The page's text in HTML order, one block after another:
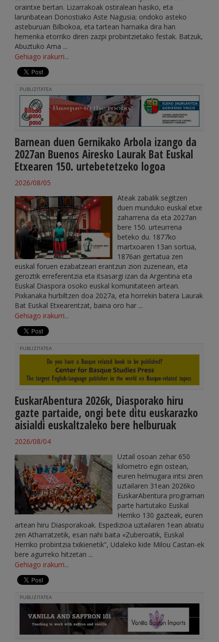
oraintxe bertan. Lizarrakoak ostiralean hasiko, eta
larunbatean Donostiako Aste Nagusia; ondoko asteko
asteburuan Bilbokoa, eta tartean hamaika dira han
hemenka etorriko diren zazpi probintzietako festak. Batzuk,
Abuztuko Ama ...
Gehiago irakurri...
PUBLIZITATEA
Barnean duen Gernikako Arbola izango da
2027an Buenos Airesko Laurak Bat Euskal
Etxearen 150. urtebetetzeko logoa
2026/08/05
Ateak zabalik segitzen
duen munduko euskal etxe
zaharrena da eta 2027an
bere 150. urteurrena
beteko du. 1877ko
martxoaren 13an sortua,
1876an gertatua zen
euskal foruen ezabatzeari erantzun zion zuzenean, eta
geroztik erreferentzia eta itsasargi izan da Argentina eta
Euskal Diaspora osoko euskal komunitateen artean.
Pixkanaka hurbiltzen doa 2027a, eta horrekin batera Laurak
Bat Euskal Etxearentzat, baina oro har ...
Gehiago irakurri...
PUBLIZITATEA
EuskarAbentura 2026k, Diasporako hiru
gazte partaide, ongi bete ditu euskarazko
aisialdi euskaltzaleko bere helburuak
2026/08/04
Uztail osoan zehar 650
kilometro egin ostean,
euren helmugara iritsi ziren
uztailaren 31ean 2026ko
EuskarAbentura programan
parte hartutako Euskal
Herriko 130 gazteak, euren
artean hiru Diasporakoak. Espedizioa uztailaren 1ean abiatu
zen Atharratzetik, esan nahi baita «Zuberoatik, Euskal
Herriko probintzia txikienetik”, Udaleko kide Milou Castan-ek
bere agurreko hitzetan ...
Gehiago irakurri...
PUBLIZITATEA